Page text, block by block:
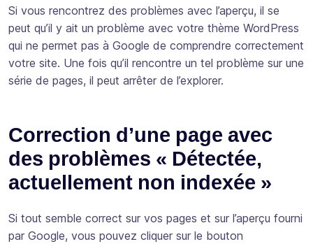
Si vous rencontrez des problèmes avec l’aperçu, il se
peut qu’il y ait un problème avec votre thème WordPress
qui ne permet pas à Google de comprendre correctement
votre site. Une fois qu’il rencontre un tel problème sur une
série de pages, il peut arrêter de l’explorer.
Correction d’une page avec
des problèmes « Détectée,
actuellement non indexée »
Si tout semble correct sur vos pages et sur l’aperçu fourni
par Google, vous pouvez cliquer sur le bouton